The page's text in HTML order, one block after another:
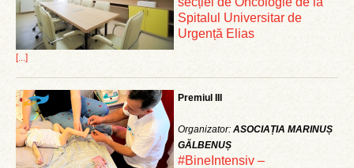
Spitalul Universitar de
Urgență Elias
[...]
Premiul III
Organizator: ASOCIAȚIA MARINUȘ
GĂLBENUȘ
#BineIntensiv –